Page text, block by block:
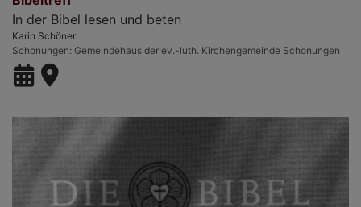
In der Bibel lesen und beten
Karin Schöner
Schonungen Gemeindehaus der ev.-luth. Kirchengemeinde Schonungen